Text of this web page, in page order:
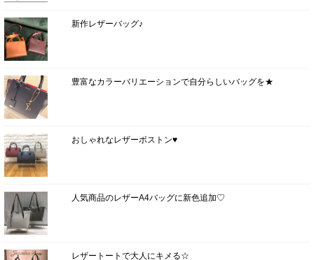
新作レザーバッグ♪
豊富なカラーバリエーションで自分らしいバッグを★
おしゃれなレザーボストン♥
人気商品のレザーA4バッグに新色追加♡
レザートートで大人にキメる☆